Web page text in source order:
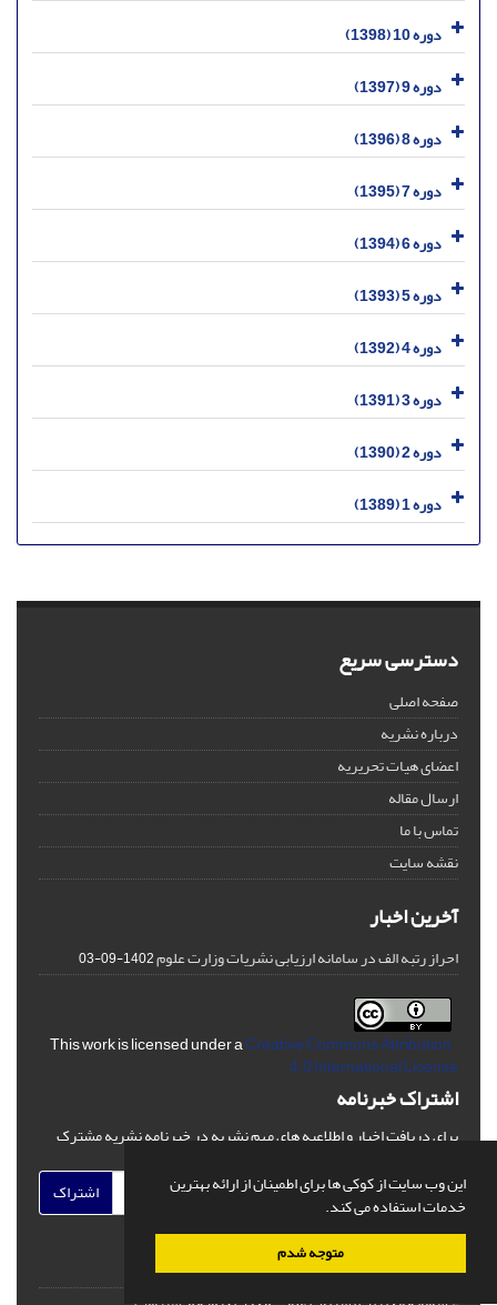
این وب سایت از کوکی ها برای اطمینان از ارائه بهترین
خدمات استفاده می کند.
متوجه شدم
دوره 10 (1398)
دوره 9 (1397)
دوره 8 (1396)
دوره 7 (1395)
دوره 6 (1394)
دوره 5 (1393)
دوره 4 (1392)
دوره 3 (1391)
دوره 2 (1390)
دوره 1 (1389)
دسترسی سریع
صفحه اصلی
درباره نشریه
اعضای هیات تحریریه
ارسال مقاله
تماس با ما
نقشه سایت
آخرین اخبار
احراز رتبه الف در سامانه ارزیابی نشریات وزارت علوم1402-09-03
Creative Commons Attribution
4.0 International License
اشتراک خبرنامه
برای دریافت اخبار و اطلاعیه های مهم نشریه در خبرنامه نشریه مشترک
اشتراک